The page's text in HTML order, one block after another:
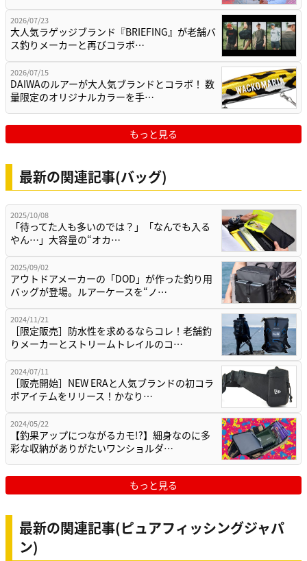
2026/07/23
大人気ラゲッジブランド『BRIEFING』が老舗バ
ス釣りメーカーと再びコラボ…
2026/07/15
DAIWAのルアーが大人気ブランドとコラボ！ 数
量限定のオリジナルカラーを手…
もっと見る
最新の関連記事(バッグ)
2025/10/08
「待ってた人も多いのでは？」「なんでも入る
やん…」大容量の“オカ…
2025/09/02
アウトドアメーカーの「DOD」が作った釣り用
バッグが登場。ルアーケースを“ノ…
2024/11/21
［限定販売］防水性を求めるならコレ！老舗釣
りメーカーとストリームトレイルのコ…
2024/07/11
［販売開始］NEW ERAと人気ブランドの初コラ
ボアイテムをリリース！かなり…
2024/05/22
【釣果アップにつながるカモ!?】細身なのに多
彩な収納がありがたいワンショルダ…
もっと見る
最新の関連記事(ピュアフィッシングジャパ
ン)